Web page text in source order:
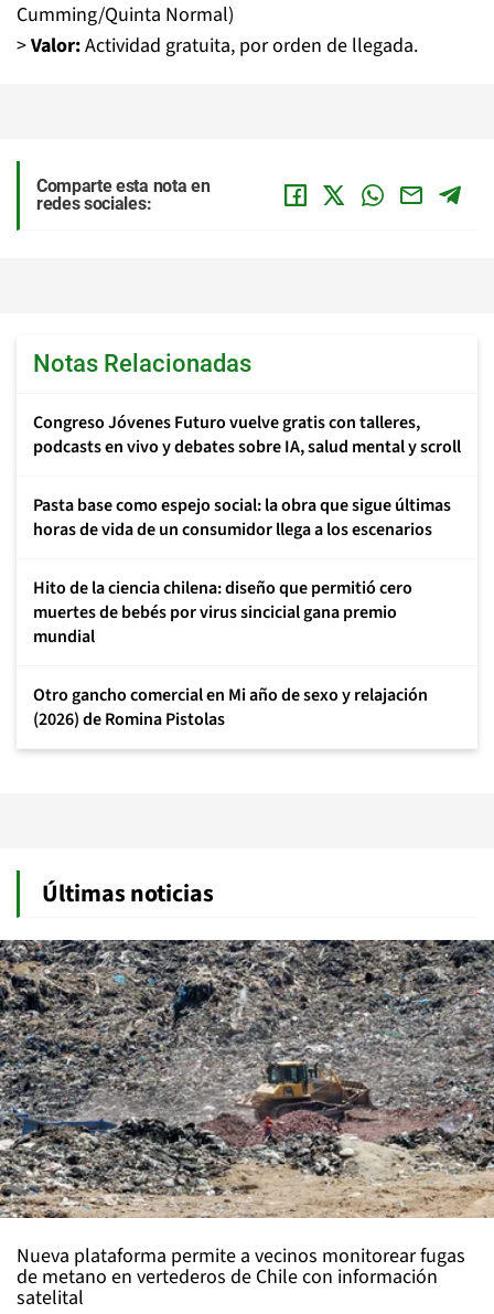
Cumming/Quinta Normal)
>Valor:Actividad gratuita, por orden de llegada.
Comparte esta nota en
redes sociales:
Notas Relacionadas
Congreso Jóvenes Futuro vuelve gratis con talleres,
podcasts en vivo y debates sobre IA, salud mental y scroll
Pasta base como espejo social: la obra que sigue últimas
horas de vida de un consumidor llega a los escenarios
Hito de la ciencia chilena: diseño que permitió cero
muertes de bebés por virus sincicial gana premio
mundial
Otro gancho comercial en Mi año de sexo y relajación
(2026) de Romina Pistolas
Últimas noticias
Nueva plataforma permite a vecinos monitorear fugas
de metano en vertederos de Chile con información
satelital